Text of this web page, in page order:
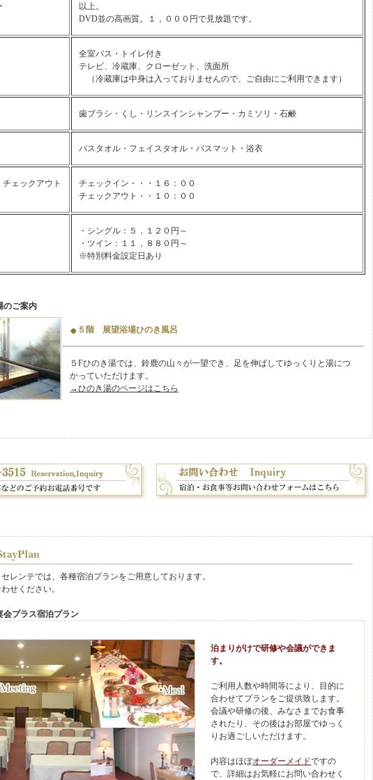
以上。
DVD並の高画質。１，０００円で見放題です。
全室バス・トイレ付き
テレビ、冷蔵庫、クローゼット、洗面所
（冷蔵庫は中身は入っておりませんので、ご自由にご利用できます）
歯ブラシ・くし・リンスインシャンプー・カミソリ・石鹸
バスタオル・フェイスタオル・バスマット・浴衣
ェックアウト
チェックイン・・・１６：００
チェックアウト・・１０：００
・シングル：５，１２０円～
・ツイン：１１，８８０円～
※特別料金設定日あり
ご案内
５階 展望浴場ひのき風呂
５Fひのき湯では、鈴鹿の山々が一望でき、足を伸ばしてゆっくりと湯につ
かっていただけます。
→ひのき湯のページはこちら
レンテでは、各種宿泊プランをご用意しております。
せください。
会プラス宿泊プラン
泊まりがけで研修や会議ができま
す。
ご利用人数や時間等により、目的に
合わせてプランをご提供致します。
会議や研修の後、みなさまでお食事
されたり、その後はお部屋でゆっく
りお過ごしいただけます。
内容はほぼオーダーメイドですの
で、詳細はお気軽にお問い合わせく